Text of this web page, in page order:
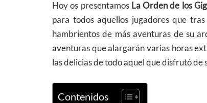
Hoy os presentamos La Orden de los
para todos aquellos jugadores que
hambrientos de más aventuras de su
aventuras que alargarán varias horas
las delicias de todo aquel que disfrutó de
Contenidos